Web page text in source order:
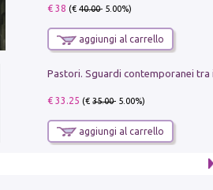
€ 38 (€40.00- 5.00%)
aggiungi al carrello
€ 33.25 (€35.00- 5.00%)
aggiungi al carrello